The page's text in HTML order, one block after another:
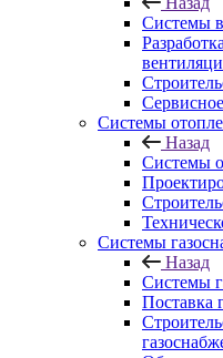
Системы
Системы
Назад
Системы
Системы
Назад
Системы
Поставка